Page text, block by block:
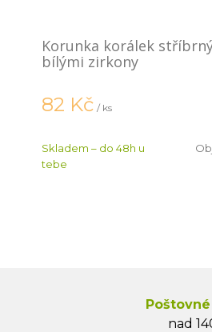
Korunka korálek
bílými zirkony
82 Kč / ks
Skladem – do 48h u
tebe
nad